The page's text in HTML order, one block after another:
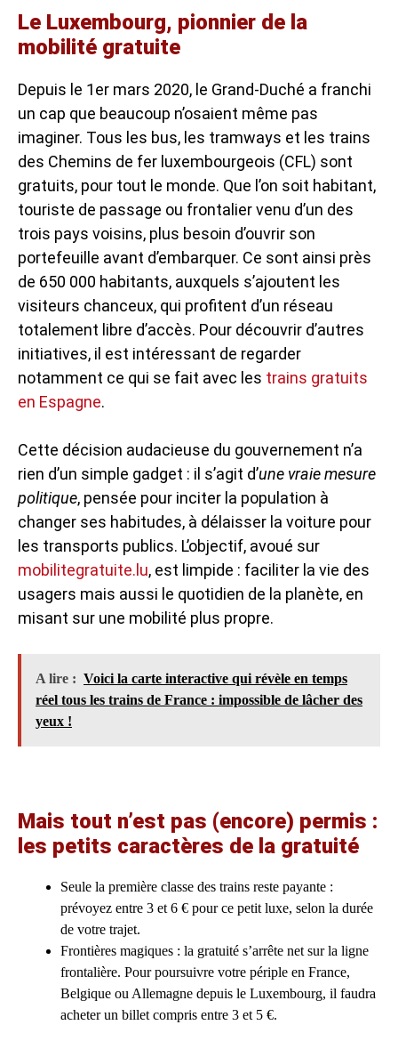
Le Luxembourg, pionnier de la
mobilité gratuite
Depuis le 1er mars 2020, le Grand-Duché a franchi
un cap que beaucoup n’osaient même pas
imaginer. Tous les bus, les tramways et les trains
des Chemins de fer luxembourgeois (CFL) sont
gratuits, pour tout le monde. Que l’on soit habitant,
touriste de passage ou frontalier venu d’un des
trois pays voisins, plus besoin d’ouvrir son
portefeuille avant d’embarquer. Ce sont ainsi près
de 650 000 habitants, auxquels s’ajoutent les
visiteurs chanceux, qui profitent d’un réseau
totalement libre d’accès. Pour découvrir d’autres
initiatives, il est intéressant de regarder
notamment ce qui se fait avec les trains gratuits
en Espagne.
Cette décision audacieuse du gouvernement n’a
rien d’un simple gadget : il s’agit d’une vraie mesure
politique, pensée pour inciter la population à
changer ses habitudes, à délaisser la voiture pour
les transports publics. L’objectif, avoué sur
mobilitegratuite.lu, est limpide : faciliter la vie des
usagers mais aussi le quotidien de la planète, en
misant sur une mobilité plus propre.
A lire : Voici la carte interactive qui révèle en temps
réel tous les trains de France : impossible de lâcher des
yeux !
Mais tout n’est pas (encore) permis :
les petits caractères de la gratuité
Seule la première classe des trains reste payante :
prévoyez entre 3 et 6 € pour ce petit luxe, selon la durée
de votre trajet.
Frontières magiques : la gratuité s’arrête net sur la ligne
frontalière. Pour poursuivre votre périple en France,
Belgique ou Allemagne depuis le Luxembourg, il faudra
acheter un billet compris entre 3 et 5 €.